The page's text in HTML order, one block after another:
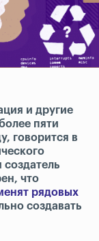
и другие
пяти
говорится в
что
рядовых
создавать